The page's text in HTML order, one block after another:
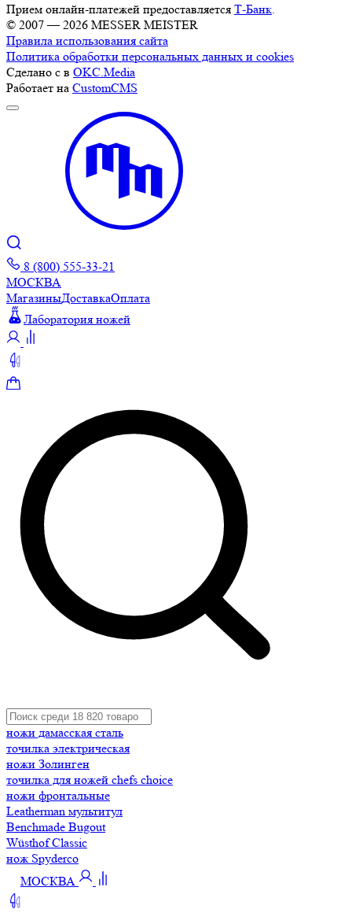
Прием онлайн-платежей предоставляется Т-Банк
© 2007 — 2026 MESSER MEISTER
Правила использования сайта
Политика обработки персональных данных и cookies
Сделано с в OKC.Media
Работает на CustomCMS
8 (800) 555-33-21
МОСКВА
МагазиныДоставкаОплата
Лаборатория ножей
ножи дамасская сталь
точилка электрическая
ножи Золинген
точилка для ножей chefs choice
ножи фронтальные
Leatherman мультитул
Benchmade Bugout
Wüsthof Classic
нож Spyderco
МОСКВА